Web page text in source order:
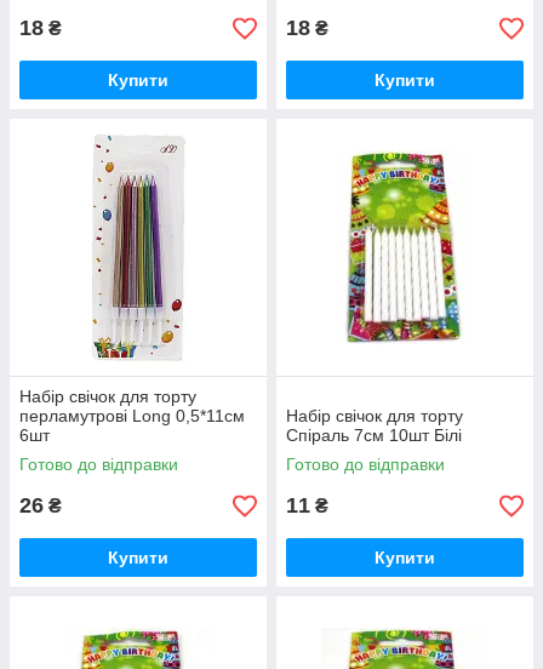
18 ₴
Купити
18 ₴
Купити
Набір свічок для торту
перламутрові Long 0,5*11см
6шт
Готово до відправки
26 ₴
Купити
Набір свічок для торту
Спіраль 7см 10шт Білі
Готово до відправки
11 ₴
Купити